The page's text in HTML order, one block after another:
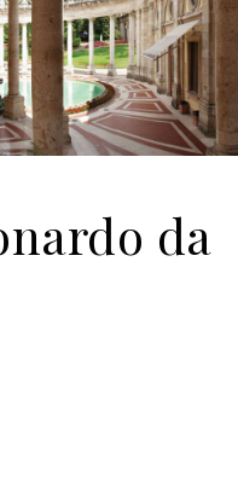
da